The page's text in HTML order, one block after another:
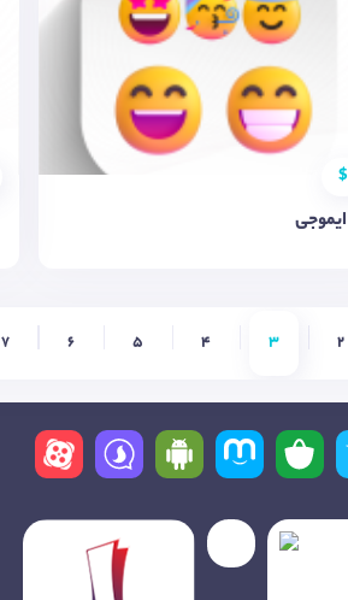
$
ایموجی
2
3
4
5
6
7